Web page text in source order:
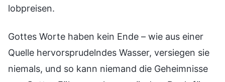
lobpreisen.
Gottes Worte haben kein Ende – wie aus einer
Quelle hervorsprudelndes Wasser, versiegen sie
niemals, und so kann niemand die Geheimnisse